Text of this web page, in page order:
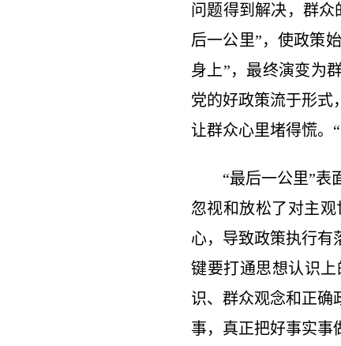
问题得到解决，群
后一公里”，使政策
身上”，最终演变为
党的好政策流于形式
让群众心里堵得慌。
“最后一公里”表
忽视和放松了对主
心，导致政策执行有
键要打通思想认识
识、群众观念和正确
事，真正把好事实事